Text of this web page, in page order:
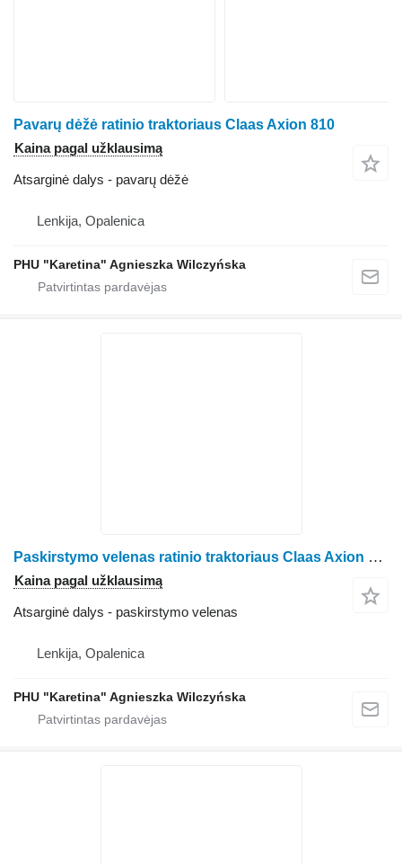
Pavarų dėžė ratinio traktoriaus Claas Axion 810
Kaina pagal užklausimą
Atsarginė dalys - pavarų dėžė
Lenkija, Opalenica
PHU "Karetina" Agnieszka Wilczyńska
Paskirstymo velenas ratinio traktoriaus Claas Axion 850
Kaina pagal užklausimą
Atsarginė dalys - paskirstymo velenas
Lenkija, Opalenica
PHU "Karetina" Agnieszka Wilczyńska